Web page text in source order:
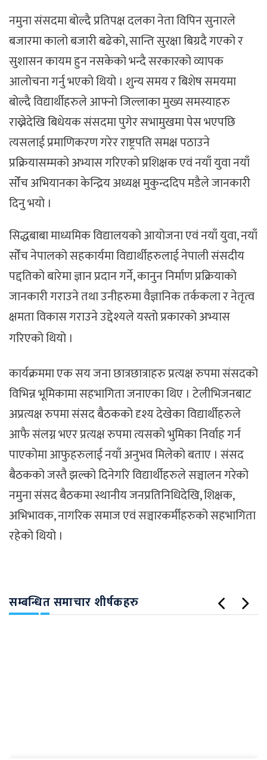
नमुना संसदमा बोल्दै प्रतिपक्ष दलका नेता विपिन सुनारले
बजारमा कालो बजारी बढेको, सान्ति सुरक्षा बिग्रदै गएको र
सुशासन कायम हुन नसकेको भन्दै सरकारको व्यापक
आलोचना गर्नु भएको थियो । शुन्य समय र बिशेष समयमा
बोल्दै विद्यार्थीहरुले आफ्नो जिल्लाका मुख्य समस्याहरु
राख्नेदेखि बिधेयक संसदमा पुगेर सभामुखमा पेस भएपछि
त्यसलाई प्रमाणिकरण गरेर राष्ट्रपति समक्ष पठाउने
प्रक्रियासम्मको अभ्यास गरिएको प्रशिक्षक एवं नयाँ युवा नयाँ
सोँच अभियानका केन्द्रिय अध्यक्ष मुकुन्ददिप मडैले जानकारी
दिनु भयो ।
सिद्धबाबा माध्यमिक विद्यालयको आयोजना एवं नयाँ युवा, नयाँ
सोँच नेपालको सहकार्यमा विद्यार्थीहरुलाई नेपाली संसदीय
पद्दतिको बारेमा ज्ञान प्रदान गर्ने, कानुन निर्माण प्रक्रियाको
जानकारी गराउने तथा उनीहरुमा वैज्ञानिक तर्ककला र नेतृत्व
क्षमता विकास गराउने उद्देश्यले यस्तो प्रकारको अभ्यास
गरिएको थियो ।
कार्यक्रममा एक सय जना छात्रछात्राहरु प्रत्यक्ष रुपमा संसदको
विभिन्न भूमिकामा सहभागिता जनाएका थिए । टेलीभिजनबाट
अप्रत्यक्ष रुपमा संसद बैठकको दृश्य देखेका विद्यार्थीहरुले
आफै संलग्न भएर प्रत्यक्ष रुपमा त्यसको भुमिका निर्वाह गर्न
पाएकोमा आफुहरुलाई नयाँ अनुभव मिलेको बताए । संसद
बैठकको जस्तै झल्को दिनेगरि विद्यार्थीहरुले सञ्चालन गरेको
नमुना संसद बैठकमा स्थानीय जनप्रतिनिधिदेखि, शिक्षक,
अभिभावक, नागरिक समाज एवं सञ्चारकर्मीहरुको सहभागिता
रहेको थियो ।
सम्बन्धित समाचार शीर्षकहरु